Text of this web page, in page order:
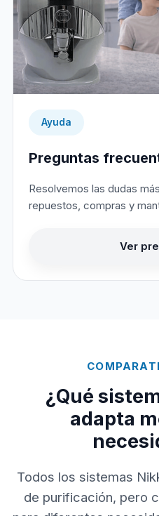
Ayuda
Preguntas
Resolvemos las dudas
repuestos, compras y
Ver
¿Qué
adapta
Todos los sistemas
de purificación, pero